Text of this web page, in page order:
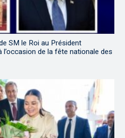
SM le Roi au Président
l’occasion de la fête nationale des